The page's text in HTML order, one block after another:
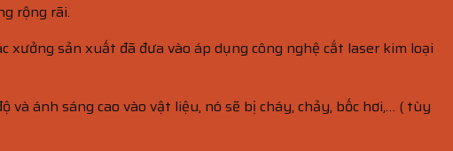
rộng rãi.
sản xuất đã đưa vào áp dụng công nghệ cắt laser kim loại
ánh sáng cao vào vật liệu, nó sẽ bị cháy, chảy, bốc hơi,… ( tùy